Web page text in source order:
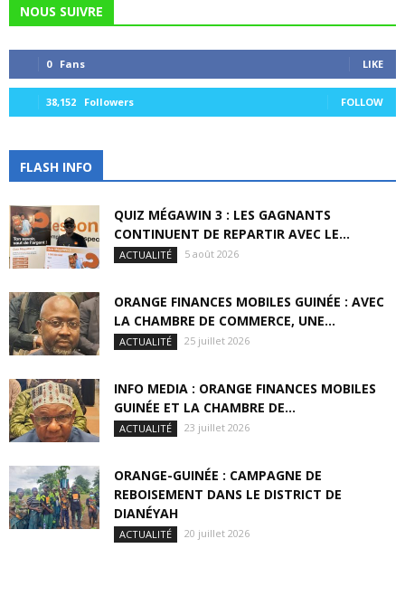
NOUS SUIVRE
0 Fans LIKE
38,152 Followers FOLLOW
FLASH INFO
QUIZ MÉGAWIN 3 : LES GAGNANTS
CONTINUENT DE REPARTIR AVEC LE...
ACTUALITÉ 5 août 2026
ORANGE FINANCES MOBILES GUINÉE : AVEC
LA CHAMBRE DE COMMERCE, UNE...
ACTUALITÉ 25 juillet 2026
INFO MEDIA : ORANGE FINANCES MOBILES
GUINÉE ET LA CHAMBRE DE...
ACTUALITÉ 23 juillet 2026
ORANGE-GUINÉE : CAMPAGNE DE
REBOISEMENT DANS LE DISTRICT DE
DIANÉYAH
ACTUALITÉ 20 juillet 2026